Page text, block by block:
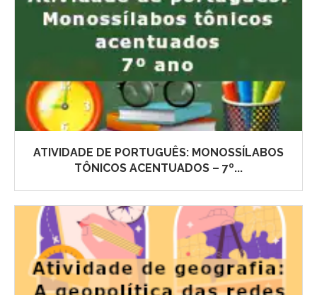
ATIVIDADE DE PORTUGUÊS: MONOSSÍLABOS
TÔNICOS ACENTUADOS – 7º...